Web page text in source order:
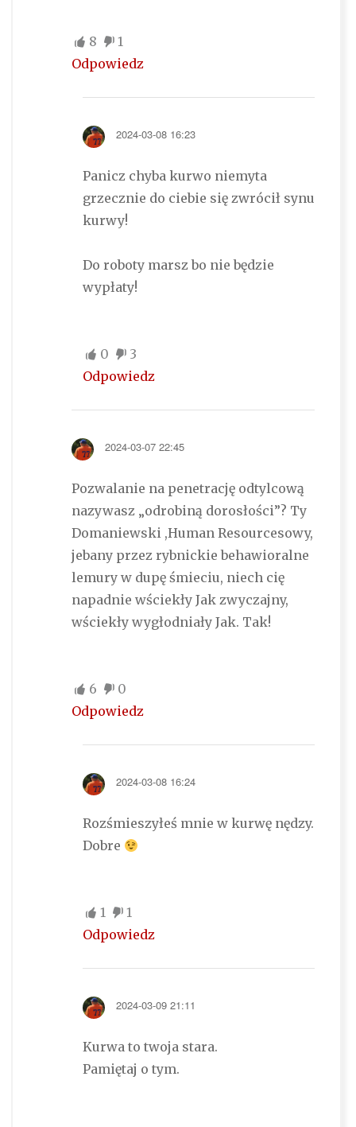
8
1
Odpowiedz
2024-03-08 16:23
Panicz chyba kurwo niemyta
grzecznie do ciebie się zwrócił synu
kurwy!
Do roboty marsz bo nie będzie
wypłaty!
0
3
Odpowiedz
2024-03-07 22:45
Pozwalanie na penetrację odtylcową
nazywasz „odrobiną dorosłości”? Ty
Domaniewski ,Human Resourcesowy,
jebany przez rybnickie behawioralne
lemury w dupę śmieciu, niech cię
napadnie wściekły Jak zwyczajny,
wściekły wygłodniały Jak. Tak!
6
0
Odpowiedz
2024-03-08 16:24
Rozśmieszyłeś mnie w kurwę nędzy.
Dobre
1
1
Odpowiedz
2024-03-09 21:11
Kurwa to twoja stara.
Pamiętaj o tym.